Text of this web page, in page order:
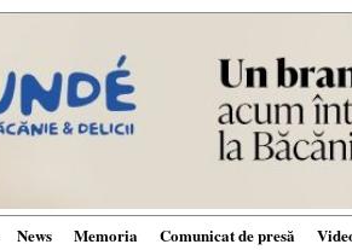
News Memoria Comunicat de presă